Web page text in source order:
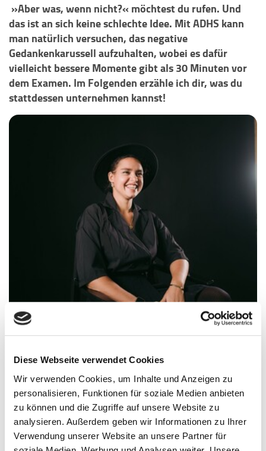
Diese Webseite verwendet Cookies
Wir verwenden Cookies, um Inhalte und Anzeigen zu
personalisieren, Funktionen für soziale Medien anbieten
zu können und die Zugriffe auf unsere Website zu
analysieren. Außerdem geben wir Informationen zu Ihrer
Verwendung unserer Website an unsere Partner für
»Aber was, wenn nicht?« möchtest du rufen. Und
das ist an sich keine schlechte Idee. Mit ADHS kann
man natürlich versuchen, das negative
Gedankenkarussell aufzuhalten, wobei es dafür
vielleicht bessere Momente gibt als 30 Minuten vor
dem Examen. Im Folgenden erzähle ich dir, was du
stattdessen unternehmen kannst!
@nessadhs
Vanessa Ebert